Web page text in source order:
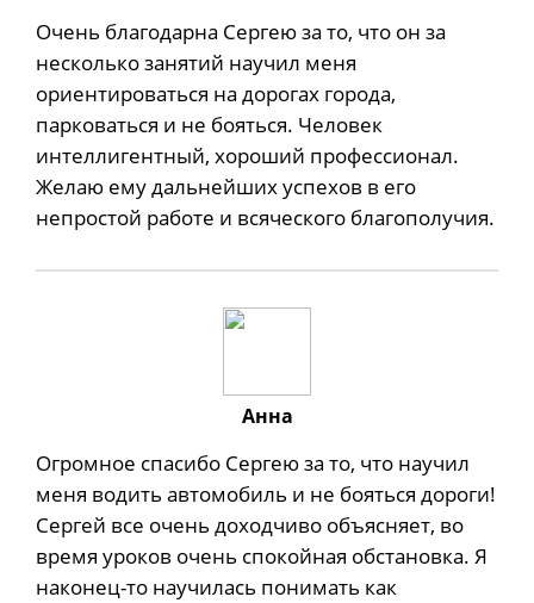
Очень благодарна Сергею за то, что он за
несколько занятий научил меня
ориентироваться на дорогах города,
парковаться и не бояться. Человек
интеллигентный, хороший профессионал.
Желаю ему дальнейших успехов в его
непростой работе и всяческого благополучия.
Анна
Огромное спасибо Сергею за то, что научил
меня водить автомобиль и не бояться дороги!
Сергей все очень доходчиво объясняет, во
время уроков очень спокойная обстановка. Я
наконец-то научилась понимать как